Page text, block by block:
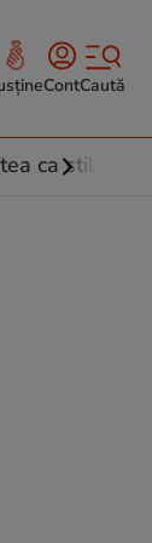
ContCaută
ca stil de